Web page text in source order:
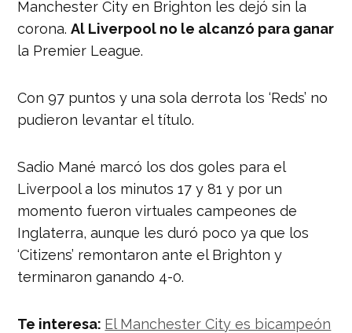
Manchester City en Brighton les dejó sin la
corona.Al Liverpool no le alcanzó para ganar
la Premier League.
Con 97 puntos y una sola derrota los ‘Reds’ no
pudieron levantar el título.
Sadio Mané marcó los dos goles para el
Liverpool a los minutos 17 y 81 y por un
momento fueron virtuales campeones de
Inglaterra, aunque les duró poco ya que los
‘Citizens’ remontaron ante el Brighton y
terminaron ganando 4-0.
Te interesa: El Manchester City es bicampeón